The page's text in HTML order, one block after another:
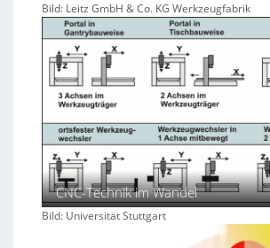
Bild: Leitz GmbH & Co. KG Werkzeugfabrik
CNC-Technik im Wandel
Bild: Universität Stuttgart